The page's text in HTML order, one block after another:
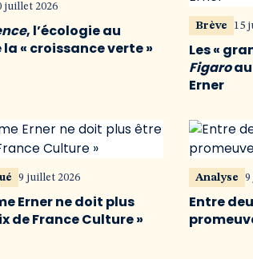
juillet 2026
, l’écologie au
« croissance verte »
Brève 15
Les «
Figaroau
Erner
9 juillet 2026
Erner ne doit plus
de France Culture »
Analyse 9
Entre